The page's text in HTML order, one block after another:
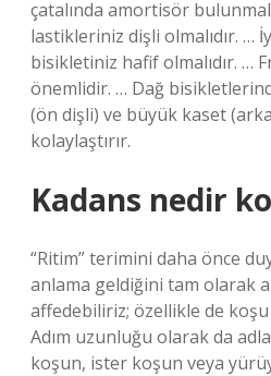
çatalında amortisör
lastikleriniz dişli olmalıdır. …
bisikletiniz hafif olmalıdır. …
önemlidir. … Dağ
(ön dişli) ve büyük kaset
kolaylaştırır.
Kadans nedir
“Ritim” terimini daha önce
anlama geldiğini tam olarak
affedebiliriz; özellikle de koşu
Adım uzunluğu olarak da
koşun, ister koşun veya